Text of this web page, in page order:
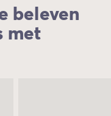
beleven
met